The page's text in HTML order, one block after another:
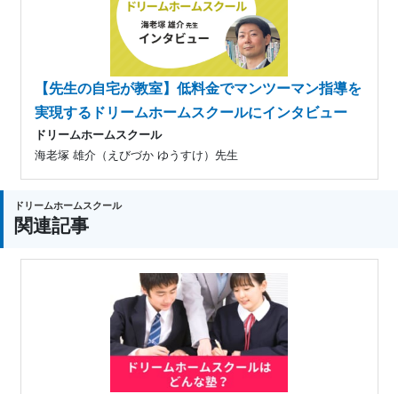
【先生の自宅が教室】低料金でマンツーマン指導を
実現するドリームホームスクールにインタビュー
ドリームホームスクール
海老塚 雄介（えびづか ゆうすけ）先生
ドリームホームスクール
関連記事